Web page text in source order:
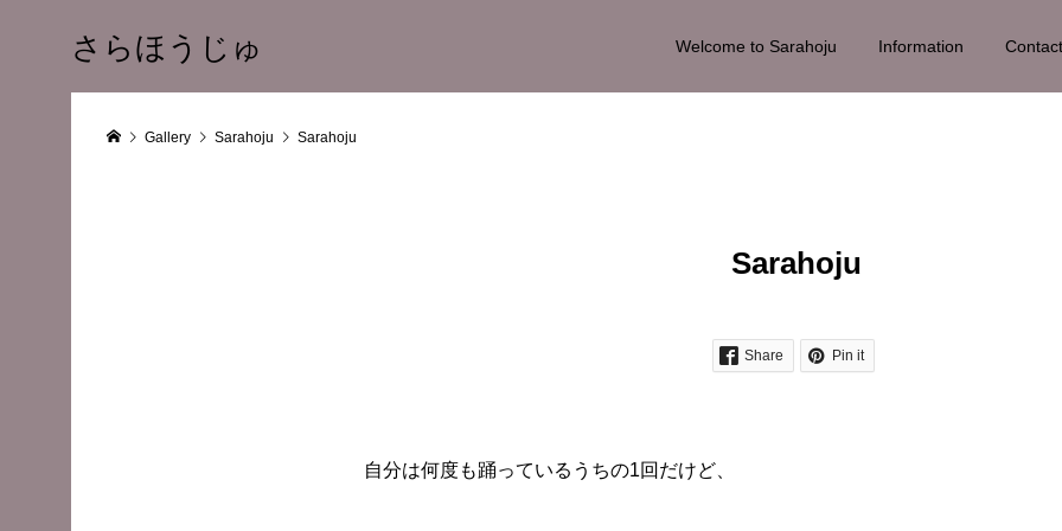
さらほうじゅ Welcome to Sarahoju Information Contact
Gallery Sarahoju Sarahoju
Sarahoju
Share Pin it
自分は何度も踊っているうちの1回だけど、